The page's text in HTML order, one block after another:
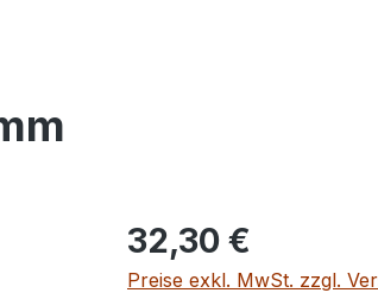
Regulärer Preis:
32,30 €
Preise exkl. MwSt. zzgl.